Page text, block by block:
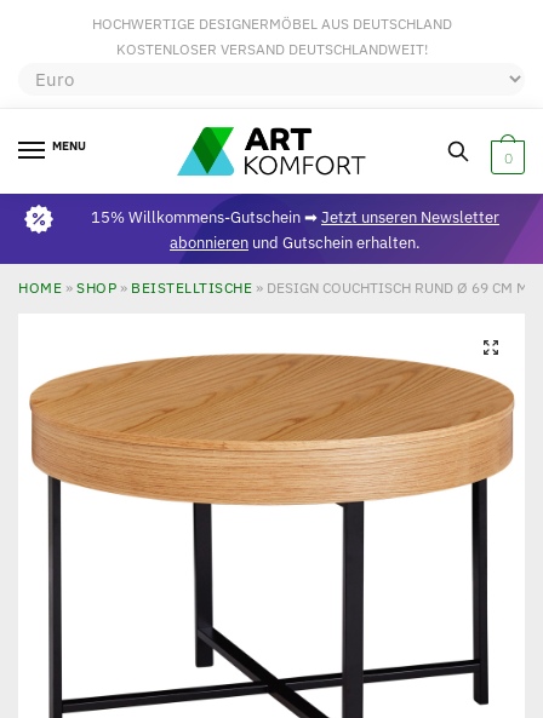
HOCHWERTIGE DESIGNERMÖBEL AUS DEUTSCHLAND
KOSTENLOSER VERSAND DEUTSCHLANDWEIT!
MENU
0
15% Willkommens-Gutschein ➡Jetzt unseren Newsletter
abonnieren und Gutschein erhalten.
HOME » SHOP » BEISTELLTISCHE » DESIGN COUCHTISCH RUND Ø 69 CM
🔍